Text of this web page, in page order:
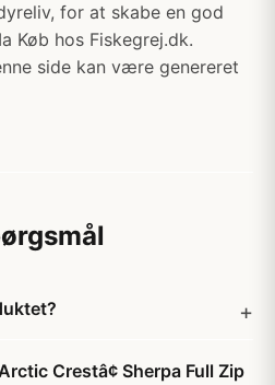
for at skabe en god
Køb hos Fiskegrej.dk.
side kan være genereret
Crestâ¢ Sherpa Full Zip